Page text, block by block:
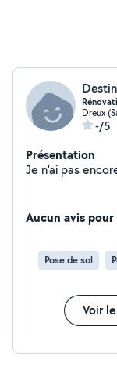
Dreux
-/5
Présentation
Aucun avis
Pose de sol
Voir